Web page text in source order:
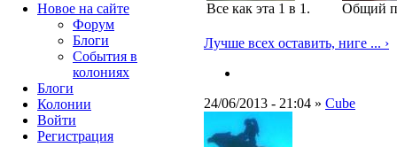
Все как эта 1 в 1. Общий
Лучше всех оставить, ниге ... ›
24/06/2013 - 21:04 » Cube
Новое на сайте
Форум
Блоги
События в
колониях
Блоги
Колонии
Войти
Peгиcтpaция